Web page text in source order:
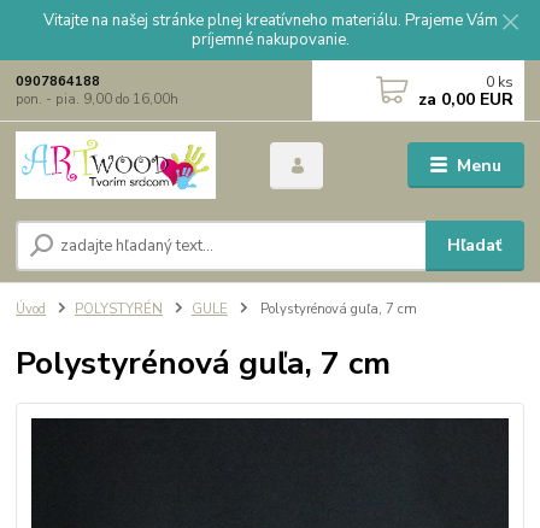
Vitajte na našej stránke plnej kreatívneho materiálu. Prajeme Vám
príjemné nakupovanie.
Menu
Hľadať
0907864188
pon. - pia. 9,00 do 16,00h
0 ks
za 0,00 EUR
Úvod POLYSTYRÉN GULE Polystyrénová guľa, 7 cm
Polystyrénová guľa, 7 cm